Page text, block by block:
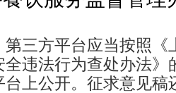
三方平台应当按照《
违法行为查处办法》
上公开。征求意见稿